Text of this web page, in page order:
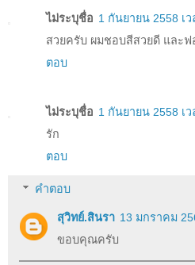
ไม่ระบุชื่อ 1 กันยายน 2558 เว
สวยครับ ผมชอบสีสวยดี และ
ตอบ
ไม่ระบุชื่อ 1 กันยายน 2558 เว
รัก
ตอบ
คำตอบ
สุวิทย์.สินรา 13 มกราคม
ขอบคุณครับ